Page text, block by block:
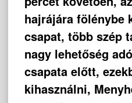
hajrájára fölénybe
csapat, több szép
nagy lehetőség
csapata előtt,
kihasználni,